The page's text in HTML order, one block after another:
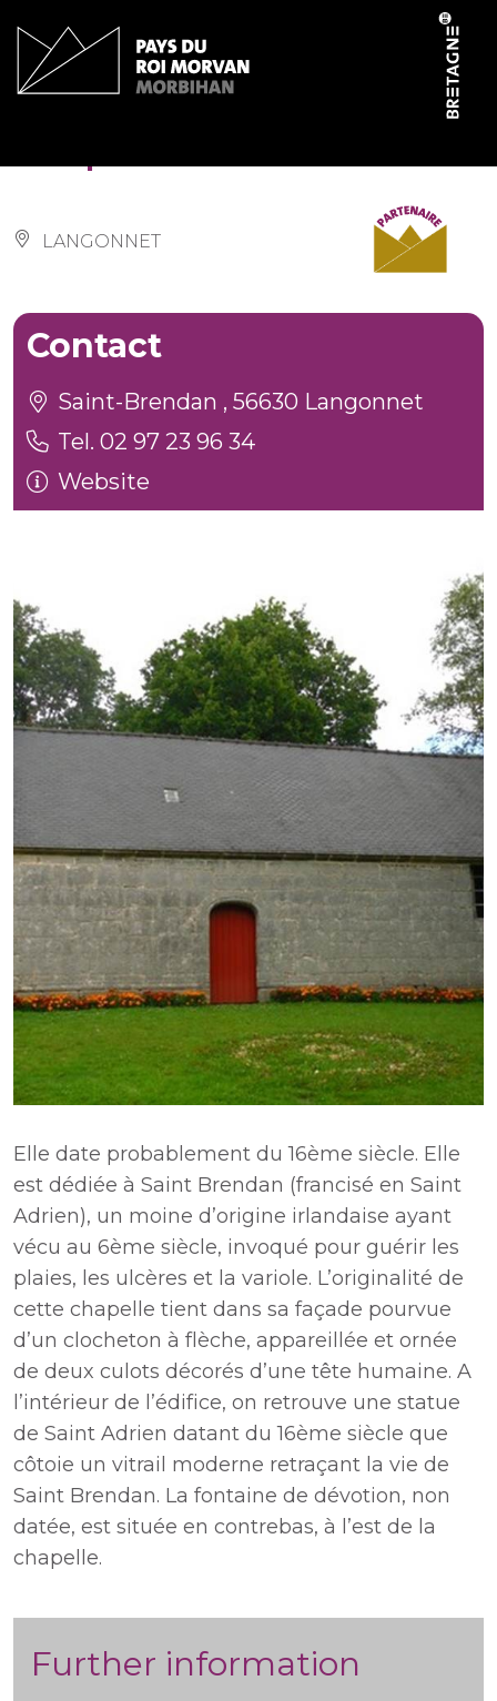
LANGONNET
Elle date probablement du 16ème siècle. Elle
est dédiée à Saint Brendan (francisé en Saint
Adrien), un moine d’origine irlandaise ayant
vécu au 6ème siècle, invoqué pour guérir les
plaies, les ulcères et la variole. L’originalité de
cette chapelle tient dans sa façade pourvue
d’un clocheton à flèche, appareillée et ornée
de deux culots décorés d’une tête humaine. A
l’intérieur de l’édifice, on retrouve une statue
de Saint Adrien datant du 16ème siècle que
côtoie un vitrail moderne retraçant la vie de
Saint Brendan. La fontaine de dévotion, non
datée, est située en contrebas, à l’est de la
chapelle.
Further information
Contact
Saint-Brendan , 56630 Langonnet
Tel. 02 97 23 96 34
Website